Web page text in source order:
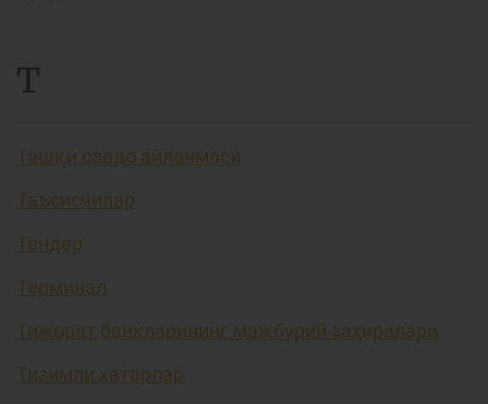
Т
Ташқи савдо айланмаси
Таъсисчилар
Тендер
Терминал
Тижорат банкларининг мажбурий заҳиралари
Тизимли хатарлар